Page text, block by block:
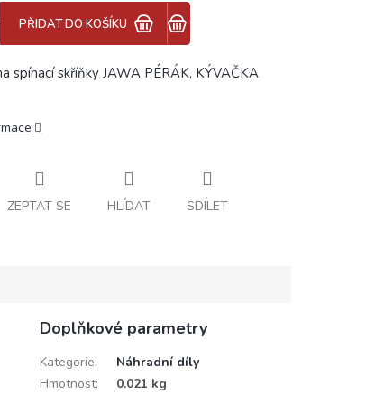
PŘIDAT DO KOŠÍKU
spínací skříňky JAWA PÉRÁK, KÝVAČKA
ZEPTAT SE HLÍDAT SDÍLET
Doplňkové parametry
Kategorie:
Náhradní díly
Hmotnost: 0.021 kg